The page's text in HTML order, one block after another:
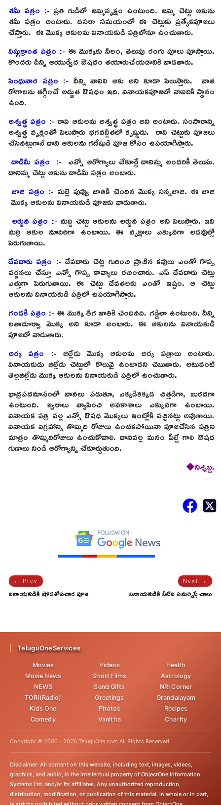
శ‌మీ ప‌త్రం :- ప్రతి గుడిలో జమ్మివృక్షం ఉంటుంది. జ‌మ్మి చెట్టు ఆకును
శ‌మీ ప‌త్రం అంటారు. ద‌స‌రా స‌మ‌యంలో ఈ చెట్టుకు ప్రత్యేకపూజలు
చేస్తారు. ఈ మొక్క ఆకుల‌ను వినాయ‌కుడి ప‌త్రిలోనూ ఉంచుతారు.
విష్ణుక్రాంత పత్రం :- ఈ మొక్క‌కు నీలం, తెలుపు రంగు పూలు పూస్తాయి.
కొందరు దీన్ని ఆయుర్వేద ఔషధం తయారుచేయడానికి వాడతారు.
సింధువార పత్రం :- దీన్ని వావిలి ఆకు అని కూడా పిలుస్తారు. వాత
రోగాలను తగ్గించే అద్భుత ఔషధం ఇది. వినాయకపూజలో వావిలికి స్థానం
ఉంది.
అశ్వత్థ పత్రం :-రావి ఆకుల‌ను అశ్వ‌త్థ ప‌త్రం అని అంటారు. సంసారాన్ని
అశ్వత్థ వృక్షంతో పిలుస్తారు భగవద్గీతలో కృష్ణుడు. రావి చెట్టుకు పూజ‌లు
చేసిన‌ట్లుగానే దాని ఆకుల‌ను గ‌ణేషుడి పూజ కోసం ఉప‌యోగిస్తారు.
దాడిమీ పత్రం :- ఎన్నో ఆరోగ్యాలు చేకూర్చే దానిమ్మ అందరికీ తెలుసు.
దానిమ్మ చెట్టు ఆకును దాడిమీ ప‌త్రం అంటారు.
జాజి పత్రం :- మ‌ల్లె పువ్వు జాతికి చెందిన‌ మొక్క స‌న్న‌జాజి. ఈ జాజి
మొక్క ఆకుల‌ను వినాయకుడి పూజ‌కు వాడుతారు.
అర్జున పత్రం :- మ‌ద్ది చెట్టు ఆకుల‌ను అర్జున ప‌త్రం అని పిలుస్తారు. ఇవి
మ‌ర్రి ఆకుల మాదిరిగా ఉంటాయి. ఈ వృక్షాలు ఎక్కువ‌గా అడ‌వుల్లో
పెరుగుతాయి.
దేవదారు పత్రం :- దేవ‌దారు చెట్ల గురించి ప్రాచీన కవులు ఎంతో గొప్ప
వర్ణనలు చేస్తూ ఎన్నో గొప్ప కావ్యాలు రచించారు. ఎస్ దేవదారు చెట్లు
ఎత్తుగా పెరుగుతాయి. ఈ చెట్టు దేవ‌త‌ల‌కు ఎంతో ఇష్టం. ఆ చెట్టు
ఆకుల‌ను వినాయ‌కుడి ప‌త్రిలో ఉప‌యోగిస్తారు.
గండకీ పత్రం :- ఈ మొక్క తీగ జాతికి చెందిన‌ది. గ‌డ్డిలా ఉంటుంది. దీన్ని
ల‌తాదూర్వా మొక్క అని కూడా అంటారు. ఈ ఆకుల‌ను వినాయ‌కుడి
పూజ‌లో వాడుతారు.
అర్క పత్రం :- జిల్లేడు మొక్క ఆకుల‌ను అర్క ప‌త్రాలు అంటారు.
వినాయకుడు జిల్లేడు చెట్టులో కొలువై ఉంటాడని చెబుతారు. అటువంటి
తెల్లజిల్లేడు మొక్క ఆకుల‌ను వినాయ‌కుడి ప‌త్రిలో ఉంచుతారు.
భాద్రపదమాసంలో వానలు పడుతూ, ఎక్కడికక్కడ చిత్తడిగా, బురదగా
ఉంటుంది. జ్వరాలు వ్యాపించి అవకాశాలు ఎక్కువగా ఉంటాయి.
వినాయక పత్రి వల్ల ఎన్నో ఔషధ మొక్కలు ఇంట్లోకి వచ్చినట్టు అవుతాయి.
వినాయక విగ్రహాన్ని తొమ్మిది రోజులు ఉంచకపోయినా పూజచేసిన పత్రిని
మాత్రం తొమ్మిదిరోజులు ఉంచుకోవాలి. దానివల్ల మనం పీల్చే గాలి ఔషద
గుణాలు నిండి ఆరోగ్యాన్ని చేకూర్చుతుంది.
◆నిశ్శబ్ద.
← Prev
వినాయకుడికి షోడశోపచార పూజ
Next →
వినాయకుడికి వీటిని సమర్పిస్తే చాలు
TeluguOneServices
Movies
Movie News
NEWS
TORi(Radio)
Kids One
Comedy
Videos
Short Films
Send Gifts
Greetings
Photos
Vanitha
Health
Astrology
NRI Corner
Grandalayam
Recipes
Charity
Copyright © 2000 - 2026 TeluguOne.com All Rights Reserved
Disclaimer: All content on this website, including text, images, videos,
graphics, and audio, is the intellectual property of ObjectOne Information
Systems Ltd. and/or its affiliates. Any unauthorized reproduction,
distribution, modification, or publication of this material, in whole or in part,